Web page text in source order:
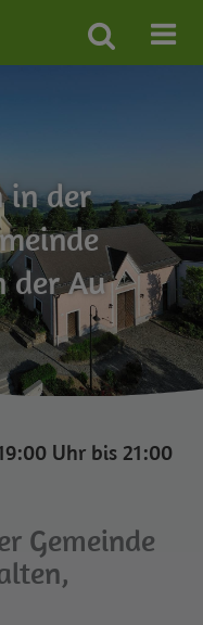
Site
search
in der
der Au
Uhr bis 21:00
Gemeinde